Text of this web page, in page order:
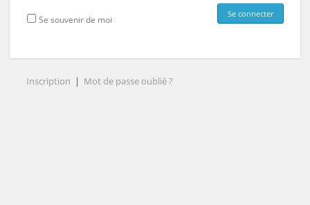
Se souvenir de moi
Inscription | Mot de passe oublié ?